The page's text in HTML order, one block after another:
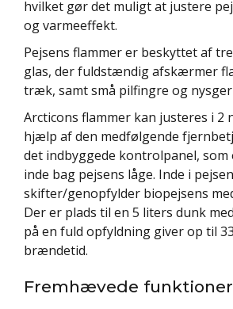
hvilket gør det muligt at justere
og varmeeffekt.
Pejsens flammer er beskyttet af
glas, der fuldstændig afskærmer
træk, samt små pilfingre og
Arcticons flammer kan justeres i 2
hjælp af den medfølgende
det indbyggede kontrolpanel,
inde bag pejsens låge. Inde i
skifter/genopfylder biopejsens
Der er plads til en 5 liters dunk
på en fuld opfyldning giver op til
brændetid.
Fremhævede funktioner